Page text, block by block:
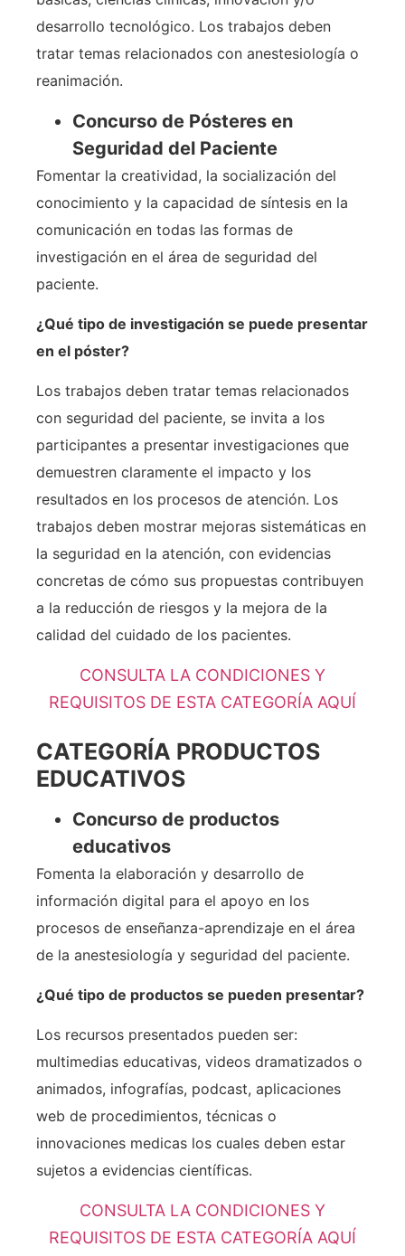
desarrollo tecnológico. Los trabajos deben
tratar temas relacionados con anestesiología o
reanimación.
Concurso de Pósteres en
Seguridad del Paciente
Fomentar la creatividad, la socialización del
conocimiento y la capacidad de síntesis en la
comunicación en todas las formas de
investigación en el área de seguridad del
paciente.
¿Qué tipo de investigación se puede presentar
en el póster?
Los trabajos deben tratar temas relacionados
con seguridad del paciente, se invita a los
participantes a presentar investigaciones que
demuestren claramente el impacto y los
resultados en los procesos de atención. Los
trabajos deben mostrar mejoras sistemáticas en
la seguridad en la atención, con evidencias
concretas de cómo sus propuestas contribuyen
a la reducción de riesgos y la mejora de la
calidad del cuidado de los pacientes.
CONSULTA LA CONDICIONES Y
REQUISITOS DE ESTA CATEGORÍA AQUÍ
CATEGORÍA PRODUCTOS
EDUCATIVOS
Concurso de productos
educativos
Fomenta la elaboración y desarrollo de
información digital para el apoyo en los
procesos de enseñanza-aprendizaje en el área
de la anestesiología y seguridad del paciente.
¿Qué tipo de productos se pueden presentar?
Los recursos presentados pueden ser:
multimedias educativas, videos dramatizados o
animados, infografías, podcast, aplicaciones
web de procedimientos, técnicas o
innovaciones medicas los cuales deben estar
sujetos a evidencias científicas.
CONSULTA LA CONDICIONES Y
REQUISITOS DE ESTA CATEGORÍA AQUÍ